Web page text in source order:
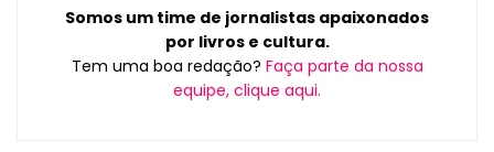
Somos um time de jornalistas apaixonados
por livros e cultura.
Tem uma boa redação? Faça parte da nossa
equipe, clique aqui.